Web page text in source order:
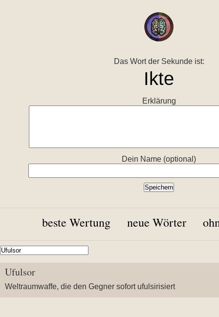
Das Wort der Sekunde ist:
Erklärung
Dein Name (optional)
beste Wertung neue Wörter
Ufulsor
Weltraumwaffe, die den Gegner sofort ufulsirisiert